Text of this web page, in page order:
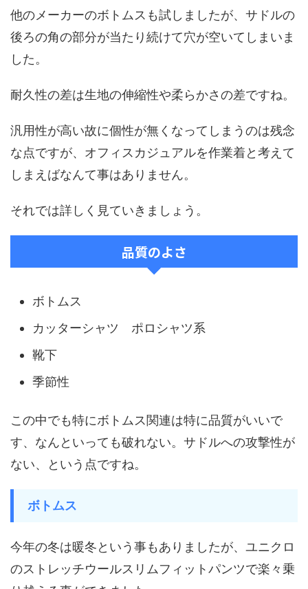
他のメーカーのボトムスも試しましたが、サドルの
後ろの角の部分が当たり続けて穴が空いてしまいま
した。
耐久性の差は生地の伸縮性や柔らかさの差ですね。
汎用性が高い故に個性が無くなってしまうのは残念
な点ですが、オフィスカジュアルを作業着と考えて
しまえばなんて事はありません。
それでは詳しく見ていきましょう。
品質のよさ
ボトムス
カッターシャツ ポロシャツ系
靴下
季節性
この中でも特にボトムス関連は特に品質がいいで
す、なんといっても破れない。サドルへの攻撃性が
ない、という点ですね。
ボトムス
今年の冬は暖冬という事もありましたが、ユニクロ
のストレッチウールスリムフィットパンツで楽々乗